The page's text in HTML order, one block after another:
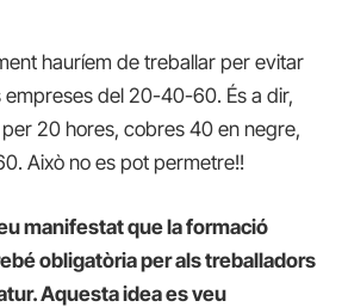
hauríem de treballar per evitar
empreses del 20-40-60. És a dir,
20 hores, cobres 40 en negre,
Això no es pot permetre!!
manifestat que la formació
obligatòria per als treballadors
Aquesta idea es veu